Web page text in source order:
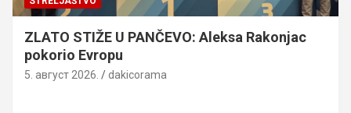
ZLATO STIŽE U PANČEVO: Aleksa Rakonjac
pokorio Evropu
5. август 2026. dakicorama